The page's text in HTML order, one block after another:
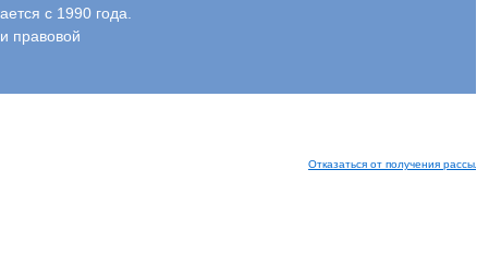
с 1990 года.
правовой
Отказаться от получения